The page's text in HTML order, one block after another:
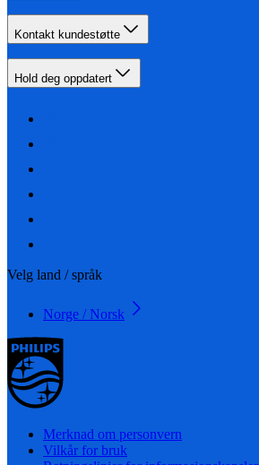
Kontakt kundestøtte
Hold deg oppdatert
Velg land / språk
Norge / Norsk
Merknad om personvern
Vilkår for bruk